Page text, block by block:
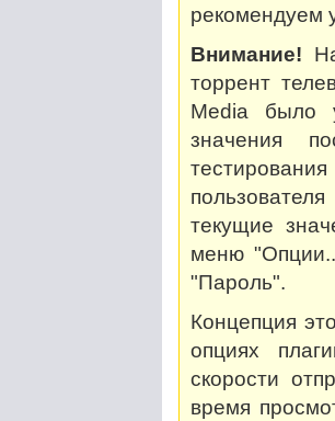
рекомендуем
Внимание!
торрент
Media было
значения
текущие
меню
"Пароль".
Концепция
опциях
скорости
время